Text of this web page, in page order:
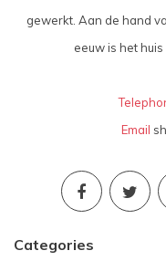
gewerkt. Aan de hand
eeuw is het
Email
Categories